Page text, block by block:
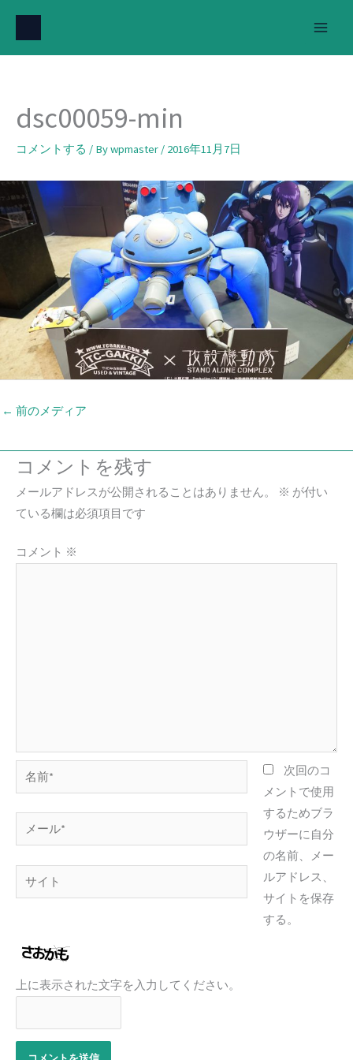
を
dsc00059-min
コメントする / Bywpmaster / 2016年11月7日
← 前のメディア
コメントを残す
メールアドレスが公開されることはありません。 ※ が付い
ている欄は必須項目です
コメント ※
前
*
ー
ル
イ
次回のコ
メントで使用
するためブラ
ウザーに自分
の名前、メー
ルアドレス、
サイトを保存
する。
上に表示された文字を入力してください。